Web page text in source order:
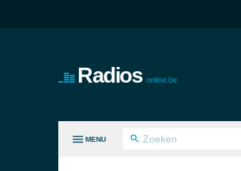
Radios online.be
MENU